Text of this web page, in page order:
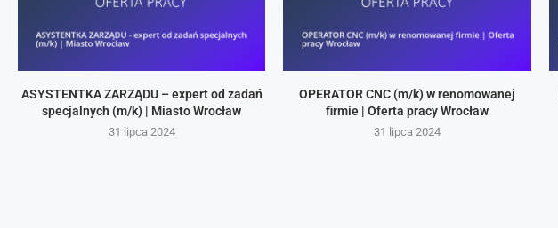
ASYSTENTKA ZARZĄDU – expert od zadań
specjalnych (m/k) | Miasto Wrocław
31 lipca 2024
OPERATOR CNC (m/k) w renomowanej
firmie | Oferta pracy Wrocław
31 lipca 2024